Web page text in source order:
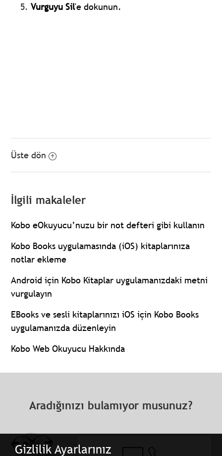
Gizlilik Ayarlarınız
Vurguyu Sil'e dokunun.
Üste dön
İlgili makaleler
Kobo eOkuyucu’nuzu bir not defteri gibi kullanın
Kobo Books uygulamasında (iOS) kitaplarınıza
notlar ekleme
Android için Kobo Kitaplar uygulamanızdaki metni
vurgulayın
EBooks ve sesli kitaplarınızı iOS için Kobo Books
uygulamanızda düzenleyin
Kobo Web Okuyucu Hakkında
Aradığınızı bulamıyor musunuz?